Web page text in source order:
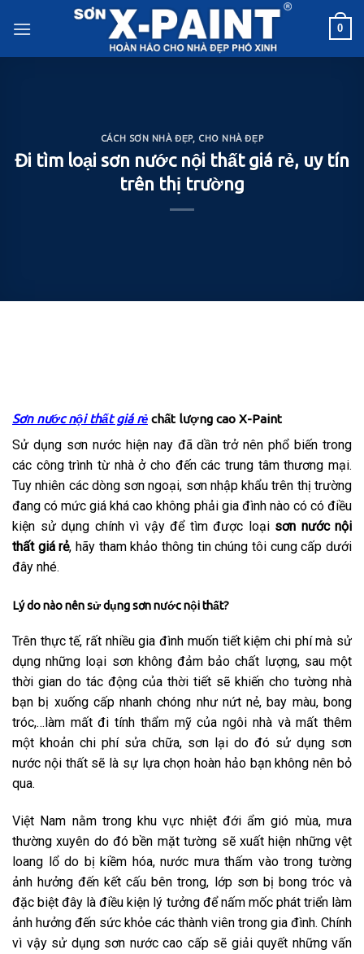
0
CÁCH SƠN NHÀ ĐẸP, CHO NHÀ ĐẸP
Đi tìm loại sơn nước nội thất giá rẻ, uy tín
trên thị trường
Sơn nước nội thất giá rẻ chất lượng cao X-Paint
Sử dụng sơn nước hiện nay đã dần trở nên phổ biến trong
các công trình từ nhà ở cho đến các trung tâm thương mại.
Tuy nhiên các dòng sơn ngoại, sơn nhập khẩu trên thị trường
đang có mức giá khá cao không phải gia đình nào có có điều
kiện sử dụng chính vì vậy để tìm được loại sơn nước nội
thất giá rẻ, hãy tham khảo thông tin chúng tôi cung cấp dưới
đây nhé.
Lý do nào nên sử dụng sơn nước nội thất?
Trên thực tế, rất nhiều gia đình muốn tiết kiệm chi phí mà sử
dụng những loại sơn không đảm bảo chất lượng, sau một
thời gian do tác động của thời tiết sẽ khiến cho tường nhà
bạn bị xuống cấp nhanh chóng như nứt nẻ, bay màu, bong
tróc,…làm mất đi tính thẩm mỹ của ngôi nhà và mất thêm
một khoản chi phí sửa chữa, sơn lại do đó sử dụng sơn
nước nội thất sẽ là sự lựa chọn hoàn hảo bạn không nên bỏ
qua.
Việt Nam nằm trong khu vực nhiệt đới ẩm gió mùa, mưa
thường xuyên do đó bền mặt tường sẽ xuất hiện những vệt
loang lổ do bị kiềm hóa, nước mưa thấm vào trong tường
ảnh hưởng đến kết cấu bên trong, lớp sơn bị bong tróc và
đặc biệt đây là điều kiện lý tưởng để nấm mốc phát triển làm
ảnh hưởng đến sức khỏe các thành viên trong gia đình. Chính
vì vậy sử dụng sơn nước cao cấp sẽ giải quyết những vấn